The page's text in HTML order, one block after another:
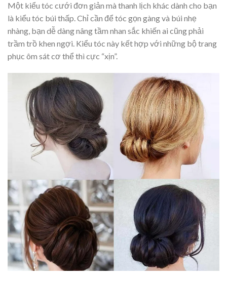
Một kiểu tóc cưới đơn giản mà thanh lịch khác dành cho bạn
là kiểu tóc búi thấp. Chỉ cần để tóc gọn gàng và búi nhẹ
nhàng, bạn dễ dàng nâng tầm nhan sắc khiến ai cũng phải
trầm trồ khen ngợi. Kiểu tóc này kết hợp với những bộ trang
phục ôm sát cơ thể thì cực “xịn”.